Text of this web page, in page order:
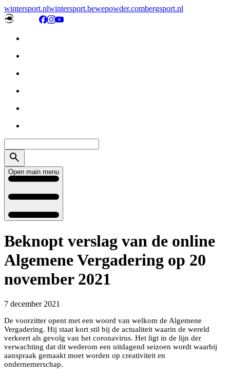
wintersport.nlwintersport.bewepowder.combergsport.nl
Open main menu
Beknopt verslag van de online
Algemene Vergadering op 20
november 2021
7 december 2021
De voorzitter opent met een woord van welkom de Algemene
Vergadering. Hij staat kort stil bij de actualiteit waarin de wereld
verkeert als gevolg van het coronavirus. Het ligt in de lijn der
verwachting dat dit wederom een uitdagend seizoen wordt waarbij
aanspraak gemaakt moet worden op creativiteit en
ondernemerschap.